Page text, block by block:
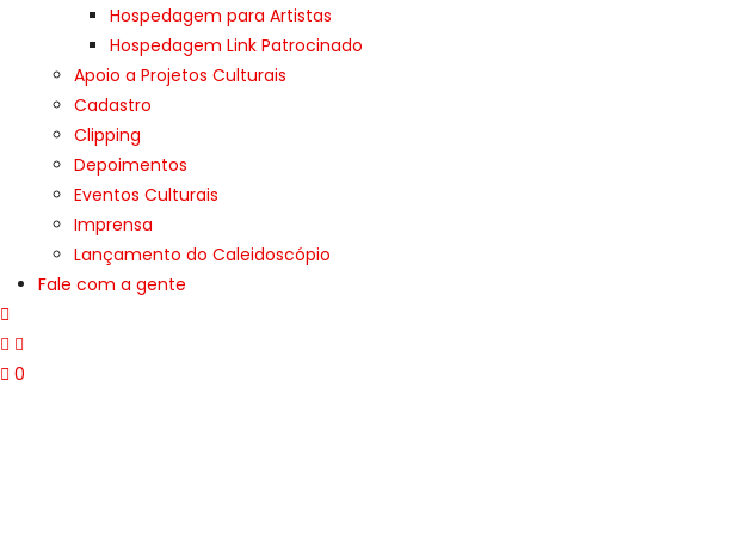
Hospedagem para Artistas
Hospedagem Link Patrocinado
Apoio a Projetos Culturais
Cadastro
Clipping
Depoimentos
Eventos Culturais
Imprensa
Lançamento do Caleidoscópio
Fale com a gente
0